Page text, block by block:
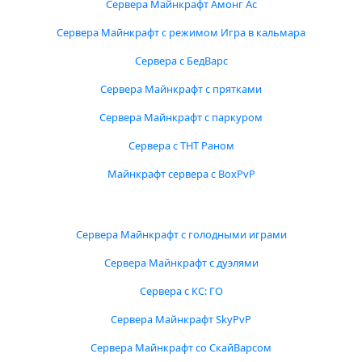
Сервера Майнкрафт Амонг Ас
Сервера Майнкрафт с режимом Игра в кальмара
Сервера с БедВарс
Сервера Майнкрафт с прятками
Сервера Майнкрафт с паркуром
Сервера с ТНТ Раном
Майнкрафт сервера с BoxPvP
Сервера Майнкрафт с голодными играми
Сервера Майнкрафт с дуэлями
Сервера с КС: ГО
Сервера Майнкрафт SkyPvP
Сервера Майнкрафт со СкайВарсом